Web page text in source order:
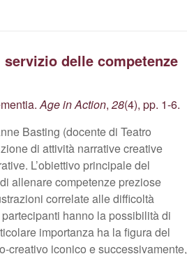
delle competenze
Age in Action,28(4), pp. 1-6.
Basting (docente di Teatro
di attività narrative creative
L’obiettivo principale del
allenare competenze preziose
correlate alle difficoltà
hanno la possibilità di
importanza ha la figura del
creativo iconico e successivamente,